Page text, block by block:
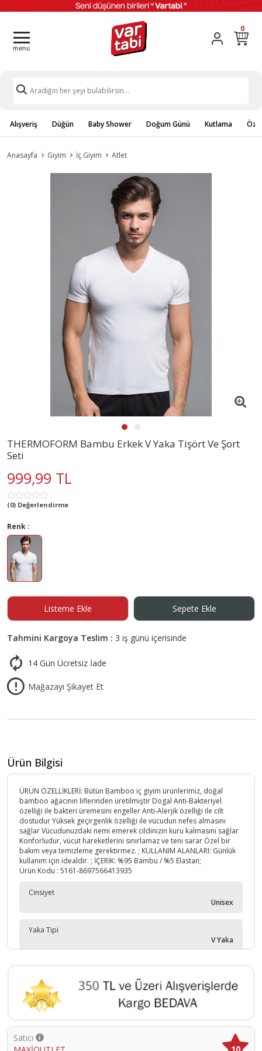
0
Alışveriş Düğün Baby Shower Doğum Günü Kutlama
Anasayfa Giyim İç Giyim Atlet
THERMOFORM Bambu Erkek V Yaka Tişört Ve Şort
Seti
999,99 TL
(0) Değerlendirme
Renk :
Listeme Ekle Sepete Ekle
Tahmini Kargoya Teslim : 3 iş günü içerisinde
14 Gün Ücretsiz İade
Mağazayı Şikayet Et
Ürün Bilgisi
ÜRÜN ÖZELLİKLERİ: Bütün Bamboo iç giyim ürünlerimiz, doğal
bamboo ağacının liflerinden üretilmiştir Dogal Anti-Bakteriyel
özelliği ile bakteri üremesini engeller Anti-Alerjik özelliği ile cilt
dostudur Yüksek geçirgenlik özelliği ile vücudun nefes almasını
sağlar Vücudunuzdaki nemi emerek cildinizin kuru kalmasını sağlar
Konforludur, vücut hareketlerini sınırlamaz ve teni sarar Özel bir
bakım veya temizleme gerektirmez. ; KULLANIM ALANLARI: Günlük
kullanım için idealdir. ; İÇERİK: %95 Bambu / %5 Elastan;
Ürün Kodu : 5161-8697566413935
Cinsiyet
Unisex
Yaka Tipi
V Yaka
Yaş Grubu
Satıcı